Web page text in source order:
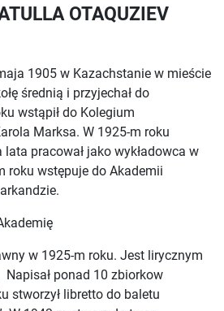
OTAQUZIEV
1905 w Kazachstanie w mieście
średnią i przyjechał do
wstąpił do Kolegium
Marksa. W 1925-m roku
lata pracował jako wykładowca w
roku wstępuje do Akademii
w 1925-m roku. Jest lirycznym
ponad 10 zbiorkow
stworzył libretto do baletu